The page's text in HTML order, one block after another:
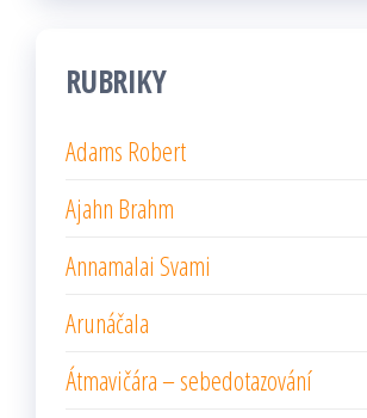
RUBRIKY
Adams Robert
Ajahn Brahm
Annamalai Svami
Arunáčala
Átmavičára – sebedotazování